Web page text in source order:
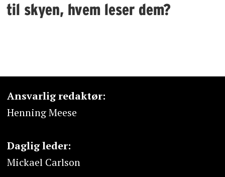
til skyen, hvem leser dem?
Ansvarlig redaktør:
Henning Meese
Daglig leder:
Mickael Carlson